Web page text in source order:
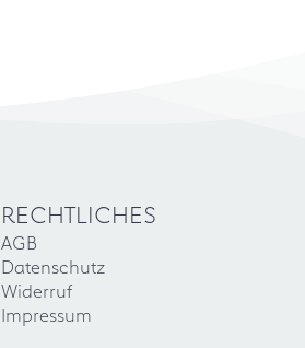
RECHTLICHES
AGB
Datenschutz
Widerruf
Impressum